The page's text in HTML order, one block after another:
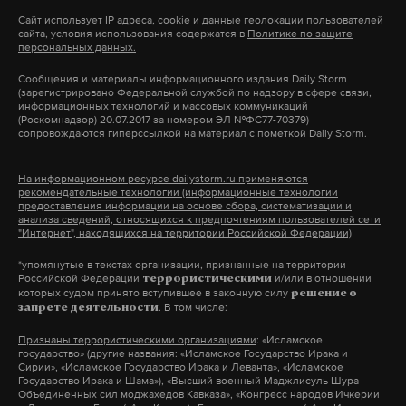
Пиперя требовал отставки всей Еврокомиссии,
однако его предложение не нашло достаточной
Подпишитесь на Daily Storm вMAX. Он
А еще мы есть вTelegram,Дзени
Макс Telegram
Дзен VK
#голосование #европа
Сайт использует IP адреса, cookie и данные геолокации пользователей
сайта, условия использования содержатся в Политике по защите
персональных данных.
Сообщения и материалы информационного издания Daily Storm
(зарегистрировано Федеральной службой по надзору в сфере связи,
информационных технологий и массовых коммуникаций
(Роскомнадзор) 20.07.2017 за номером ЭЛ №ФС77-70379)
сопровождаются гиперссылкой на материал с пометкой Daily Storm.
На информационном ресурсе dailystorm.ru применяются
рекомендательные технологии (информационные технологии
предоставления информации на основе сбора, систематизации и
анализа сведений, относящихся к предпочтениям пользователей сети
"Интернет", находящихся на территории Российской Федерации)
*упомянутые в текстах организации, признанные на территории
Российской Федерации террористическими и/или в отношении
которых судом принято вступившее в законную силу решение о
запрете деятельности. В том числе:
Признаны террористическими организациями: «Исламское
государство» (другие названия: «Исламское Государство Ирака и
Сирии», «Исламское Государство Ирака и Леванта», «Исламское
Государство Ирака и Шама»), «Высший военный Маджлисуль Шура
Объединенных сил моджахедов Кавказа», «Конгресс народов Ичкерии